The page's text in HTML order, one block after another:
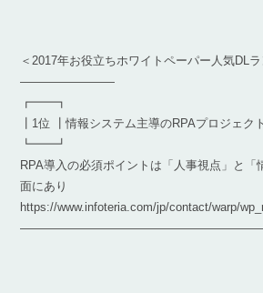
＜2017年お役立ちホワイトペーパー人気DL
————————
┏━━┓
┃1位 ┃情報システム主導のRPAプロジェク
┗━━┛
RPA導入の必須ポイントは「人事視点」と「
面にあり
https://www.infoteria.com/jp/contact/warp/